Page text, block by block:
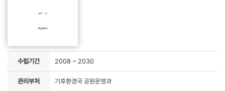
수립기간 2008 ~ 2030
관리부처 기후환경국 공원운영과